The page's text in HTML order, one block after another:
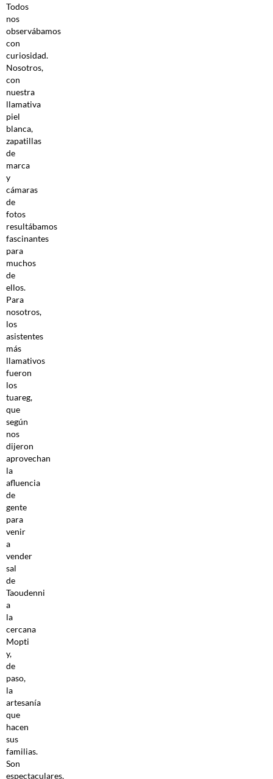
Todos
nos
observábamos
con
curiosidad.
Nosotros,
con
nuestra
llamativa
piel
blanca,
zapatillas
de
marca
y
cámaras
de
fotos
resultábamos
fascinantes
para
muchos
de
ellos.
Para
nosotros,
los
asistentes
más
llamativos
fueron
los
tuareg,
que
según
nos
dijeron
aprovechan
la
afluencia
de
gente
para
venir
a
vender
sal
de
Taoudenni
a
la
cercana
Mopti
y,
de
paso,
la
artesanía
que
hacen
sus
familias.
Son
espectaculares,